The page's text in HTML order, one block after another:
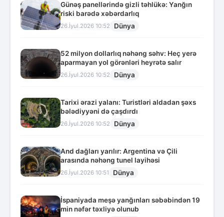
Günəş panellərində gizli təhlükə: Yanğın
riski barədə xəbərdarlıq
26.İyul.2026 10:52 Dünya
52 milyon dollarlıq nəhəng səhv: Heç yerə
aparmayan yol görənləri heyrətə salır
26.İyul.2026 10:52 Dünya
Tarixi ərazi yalanı: Turistləri aldadan şəxs
bələdiyyəni də çaşdırdı
26.İyul.2026 10:52 Dünya
And dağları yarılır: Argentina və Çili
arasında nəhəng tunel layihəsi
26.İyul.2026 10:51 Dünya
İspaniyada meşə yanğınları səbəbindən 19
min nəfər təxliyə olunub